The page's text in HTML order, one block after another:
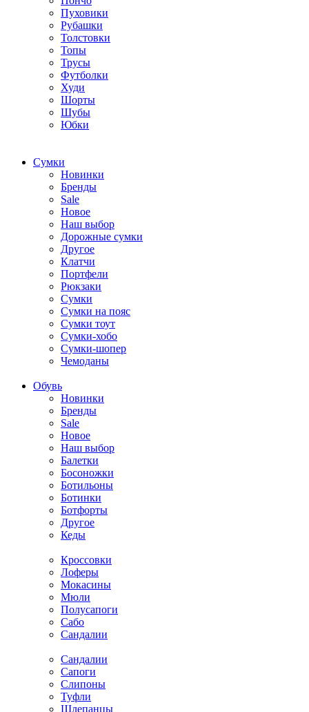
Пуховики
Рубашки
Толстовки
Топы
Трусы
Футболки
Худи
Шорты
Шубы
Юбки
Cумки
Новинки
Бренды
Sale
Новое
Наш выбор
Дорожные сумки
Другое
Клатчи
Портфели
Рюкзаки
Сумки
Сумки на пояс
Сумки тоут
Сумки-хобо
Сумки-шопер
Чемоданы
Обувь
Новинки
Бренды
Sale
Новое
Наш выбор
Балетки
Босоножки
Ботильоны
Ботинки
Ботфорты
Другое
Кеды
Кроссовки
Лоферы
Мокасины
Мюли
Полусапоги
Сабо
Сандалии
Сандалии
Сапоги
Слипоны
Туфли
Шлепанцы